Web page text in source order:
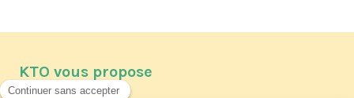
KTO vous propose